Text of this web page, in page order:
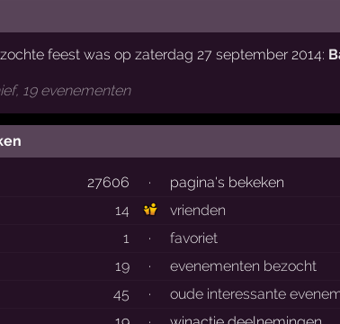
feest was op zaterdag 27 september 2014:
19 evenementen
27606 ·
pagina's bekeken
14
vrienden
1
·
favoriet
19
·
evenementen bezocht
45
·
oude interessante